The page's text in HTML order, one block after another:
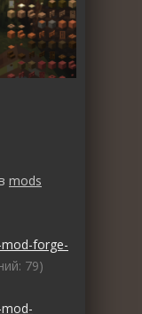
mods
forge-
79)